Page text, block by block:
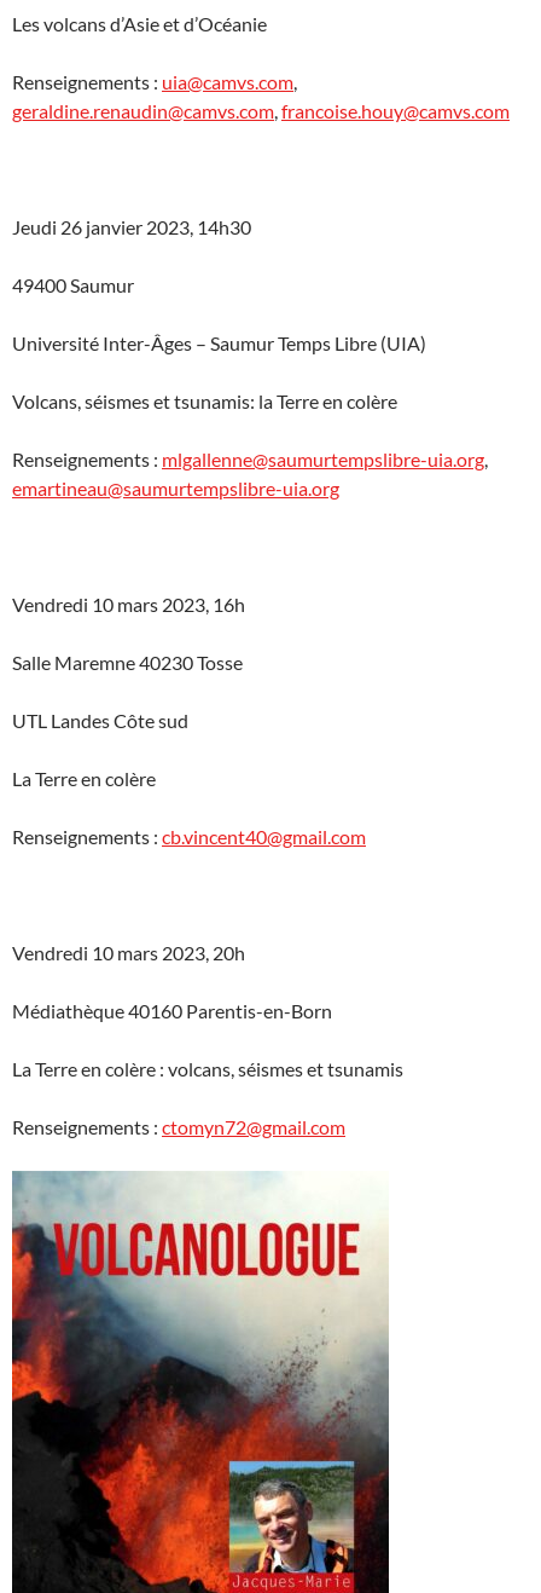
Les volcans d’Asie et d’Océanie
Renseignements : uia@camvs.com,
geraldine.renaudin@camvs.com,francoise.houy@camvs.com
Jeudi 26 janvier 2023, 14h30
49400 Saumur
Université Inter-Âges – Saumur Temps Libre (UIA)
Volcans, séismes et tsunamis: la Terre en colère
Renseignements : mlgallenne@saumurtempslibre-uia.org,
emartineau@saumurtempslibre-uia.org
Vendredi 10 mars 2023, 16h
Salle Maremne 40230 Tosse
UTL Landes Côte sud
La Terre en colère
Renseignements : cb.vincent40@gmail.com
Vendredi 10 mars 2023, 20h
Médiathèque 40160 Parentis-en-Born
La Terre en colère : volcans, séismes et tsunamis
Renseignements : ctomyn72@gmail.com